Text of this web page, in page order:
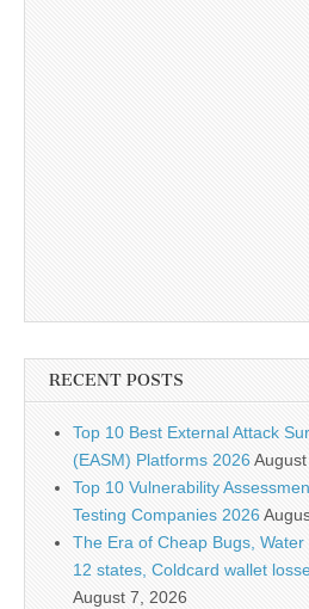
RECENT POSTS
Top 10 Best External Attack
(EASM) Platforms 2026
Top 10 Vulnerability
Testing Companies 2026
The Era of Cheap Bugs,
12 states, Coldcard wallet
August 7, 2026